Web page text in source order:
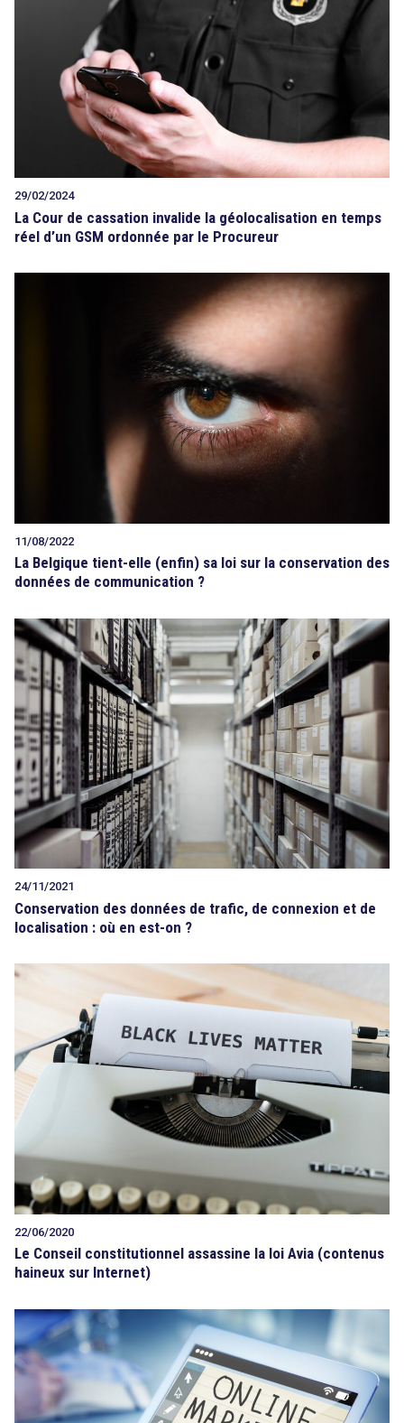
Tout sur le droit de l'innovation
Rechercher
CONTACT
29/02/2024
La Cour de cassation invalide la géolocalisation en temps
réel d’un GSM ordonnée par le Procureur
11/08/2022
La Belgique tient-elle (enfin) sa loi sur la conservation des
données de communication ?
24/11/2021
Conservation des données de trafic, de connexion et de
localisation : où en est-on ?
22/06/2020
Le Conseil constitutionnel assassine la loi Avia (contenus
haineux sur Internet)